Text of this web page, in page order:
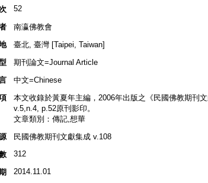
52
南瀛佛教會
臺北, 臺灣 [Taipei, Taiwan]
期刊論文=Journal Article
中文=Chinese
本文收錄於黃夏年主編，2006年出版之《民國佛教期刊
v.5,n.4, p.52原刊影印。
文章類別：傳記,想華
民國佛教期刊文獻集成 v.108
312
2014.11.01